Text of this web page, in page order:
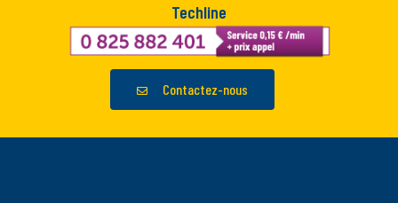
Techline
Contactez-nous